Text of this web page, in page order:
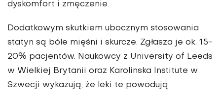
dyskomfort i zmęczenie.
Dodatkowym skutkiem ubocznym stosowania
statyn są bóle mięśni i skurcze. Zgłasza je ok. 15-
20% pacjentów. Naukowcy z University of Leeds
w Wielkiej Brytanii oraz Karolinska Institute w
Szwecji wykazują, że leki te powodują